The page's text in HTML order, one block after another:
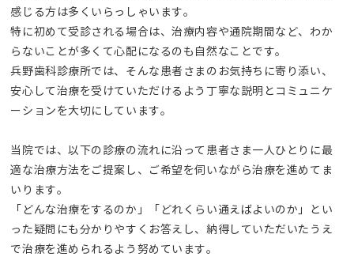
感じる方は多くいらっしゃいます。
特に初めて受診される場合は、治療内容や通院期間など、わか
らないことが多くて心配になるのも自然なことです。
兵野歯科診療所では、そんな患者さまのお気持ちに寄り添い、
安心して治療を受けていただけるよう丁寧な説明とコミュニケ
ーションを大切にしています。
当院では、以下の診療の流れに沿って患者さま一人ひとりに最
適な治療方法をご提案し、ご希望を伺いながら治療を進めてま
いります。
「どんな治療をするのか」「どれくらい通えばよいのか」とい
った疑問にも分かりやすくお答えし、納得していただいたうえ
で治療を進められるよう努めています。